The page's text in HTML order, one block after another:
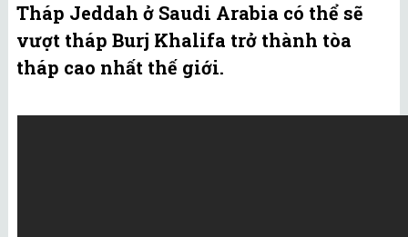
Tháp Jeddah ở Saudi Arabia có thể sẽ
vượt tháp Burj Khalifa trở thành tòa
tháp cao nhất thế giới.